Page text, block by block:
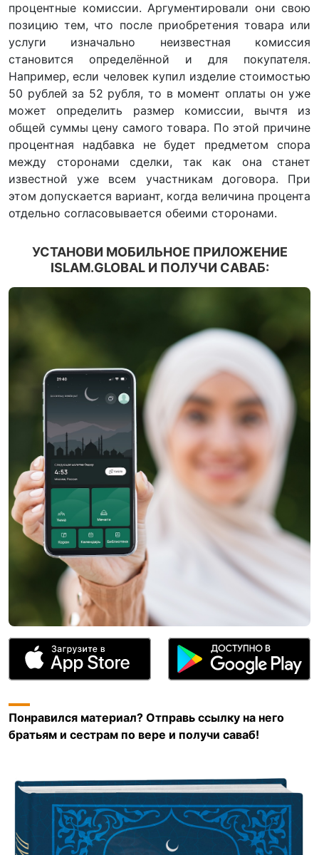
процентные комиссии. Аргументировали они свою
позицию тем, что после приобретения товара или
услуги изначально неизвестная комиссия
становится определённой и для покупателя.
Например, если человек купил изделие стоимостью
50 рублей за 52 рубля, то в момент оплаты он уже
может определить размер комиссии, вычтя из
общей суммы цену самого товара. По этой причине
процентная надбавка не будет предметом спора
между сторонами сделки, так как она станет
известной уже всем участникам договора. При
этом допускается вариант, когда величина процента
отдельно согласовывается обеими сторонами.
УСТАНОВИ МОБИЛЬНОЕ ПРИЛОЖЕНИЕ
ISLAM.GLOBAL И ПОЛУЧИ САВАБ:
Понравился материал? Отправь ссылку на него
братьям и сестрам по вере и получи саваб!